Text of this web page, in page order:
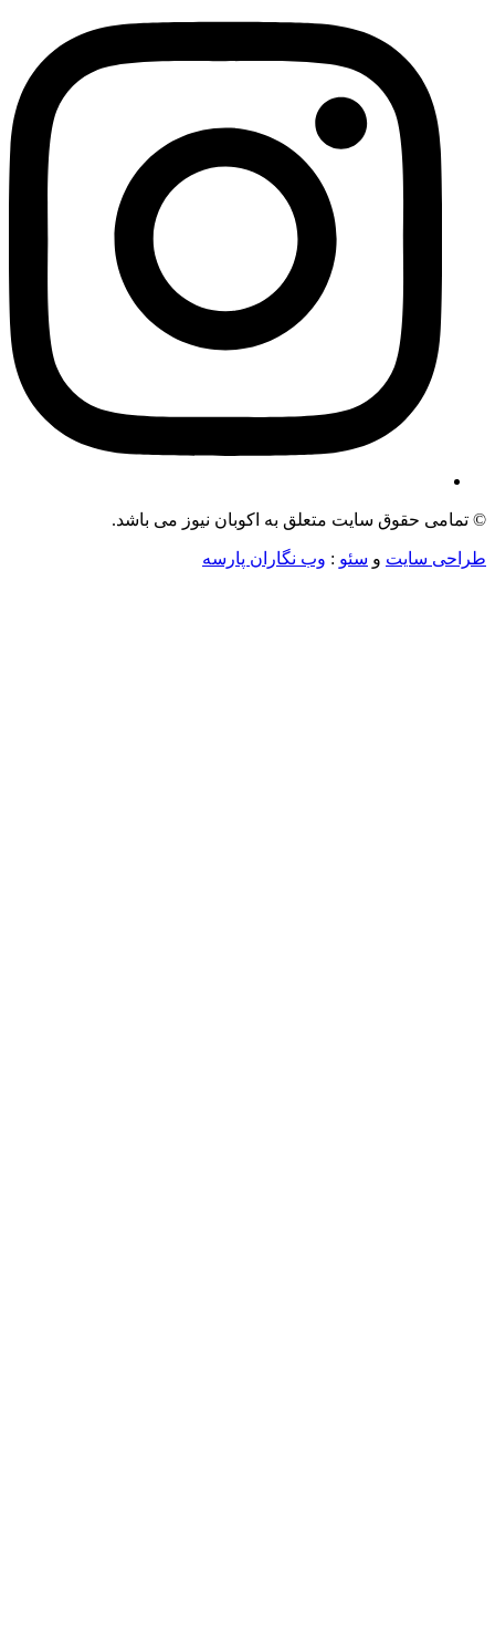
حقوق سایت متعلق به اکوبان نیوز می باشد.
سایت وسئو : وب نگاران پارسه